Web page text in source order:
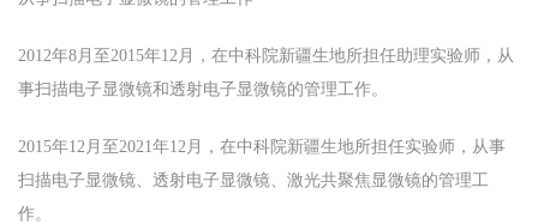
2012年8月至2015年12月， 在中科院新疆生地所担任助理实验师，从
事扫描电子显微镜和透射电子显微镜的管理工作。
2015年12月至2021年12月， 在中科院新疆生地所担任实验师，从事
扫描电子显微镜、透射电子显微镜、激光共聚焦显微镜的管理工
作。